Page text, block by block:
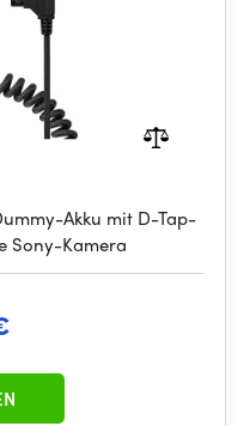
Akku mit D-Tap-
Sony-Kamera